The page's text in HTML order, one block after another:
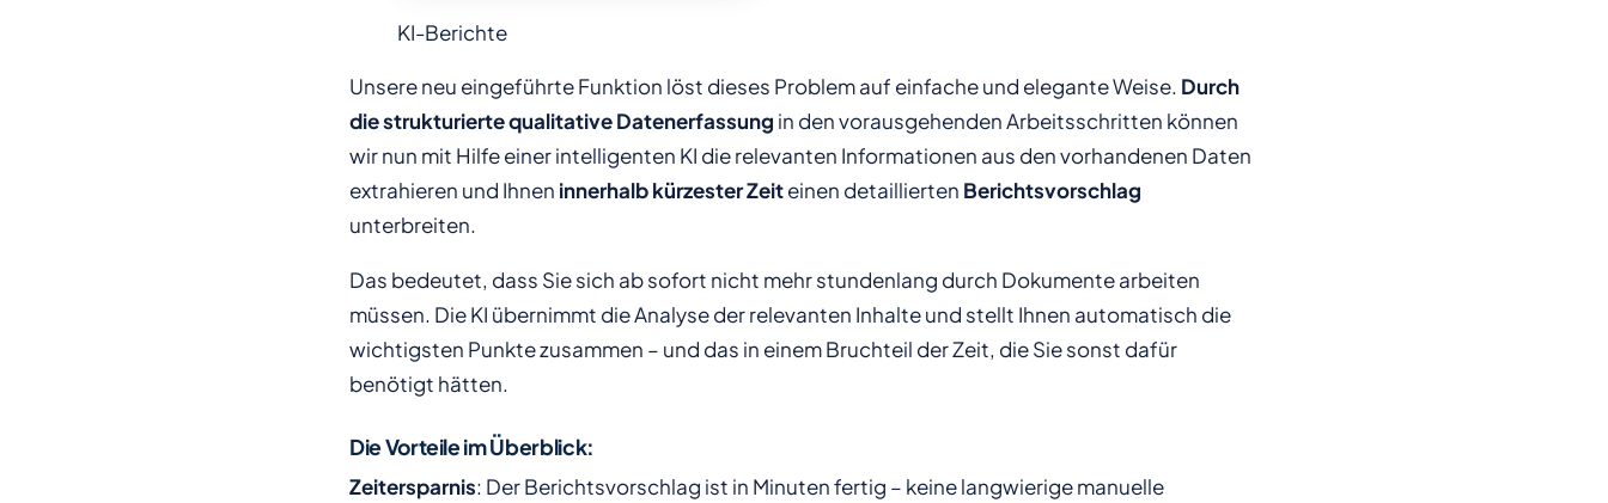
KI-Berichte
Unsere neu eingeführte Funktion löst dieses Problem auf einfache und elegante Weise. Durch
die strukturierte qualitative Datenerfassung in den vorausgehenden Arbeitsschritten können
wir nun mit Hilfe einer intelligenten KI die relevanten Informationen aus den vorhandenen Daten
extrahieren und Ihnen innerhalb kürzester Zeiteinen detaillierten Berichtsvorschlag
unterbreiten.
Das bedeutet, dass Sie sich ab sofort nicht mehr stundenlang durch Dokumente arbeiten
müssen. Die KI übernimmt die Analyse der relevanten Inhalte und stellt Ihnen automatisch die
wichtigsten Punkte zusammen – und das in einem Bruchteil der Zeit, die Sie sonst dafür
benötigt hätten.
Die Vorteile im Überblick:
Zeitersparnis: Der Berichtsvorschlag ist in Minuten fertig – keine langwierige manuelle